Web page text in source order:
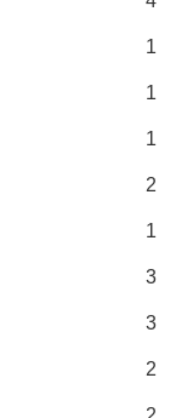
1
1
1
2
1
3
3
2